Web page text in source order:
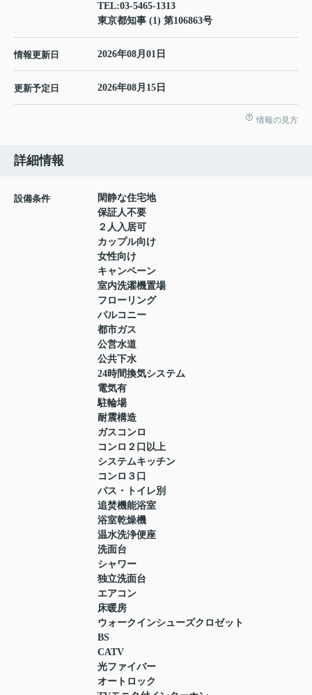
TEL:03-5465-1313
東京都知事 (1) 第106863号
情報更新日 2026年08月01日
更新予定日 2026年08月15日
情報の見方
詳細情報
設備条件
閑静な住宅地
保証人不要
２人入居可
カップル向け
女性向け
キャンペーン
室内洗濯機置場
フローリング
バルコニー
都市ガス
公営水道
公共下水
24時間換気システム
電気有
駐輪場
耐震構造
ガスコンロ
コンロ２口以上
システムキッチン
コンロ３口
バス・トイレ別
追焚機能浴室
浴室乾燥機
温水洗浄便座
洗面台
シャワー
独立洗面台
エアコン
床暖房
ウォークインシューズクロゼット
BS
CATV
光ファイバー
オートロック